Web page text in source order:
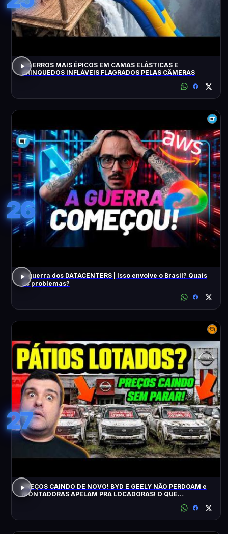
OS ERROS MAIS ÉPICOS EM CAMAS ELÁSTICAS E
BRINQUEDOS INFLÁVEIS FLAGRADOS PELAS CÂMERAS
26
A guerra dos DATACENTERS | Isso envolve o Brasil? Quais
os problemas?
27
PREÇOS CAINDO DE NOVO! BYD E GEELY NÃO PERDOAM e
MONTADORAS APELAM PRA LOCADORAS! O QUE